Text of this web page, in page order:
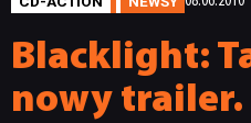
Blacklight:
nowy trailer.